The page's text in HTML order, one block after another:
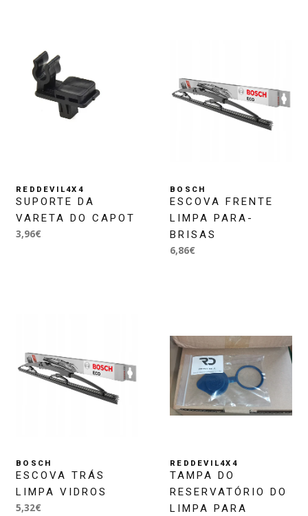
REDDEVIL4X4
SUPORTE DA
VARETA DO CAPOT
3,96€
BOSCH
ESCOVA FRENTE
LIMPA PARA-
BRISAS
6,86€
BOSCH
ESCOVA TRÁS
LIMPA VIDROS
5,32€
REDDEVIL4X4
TAMPA DO
RESERVATÓRIO DO
LIMPA PARA